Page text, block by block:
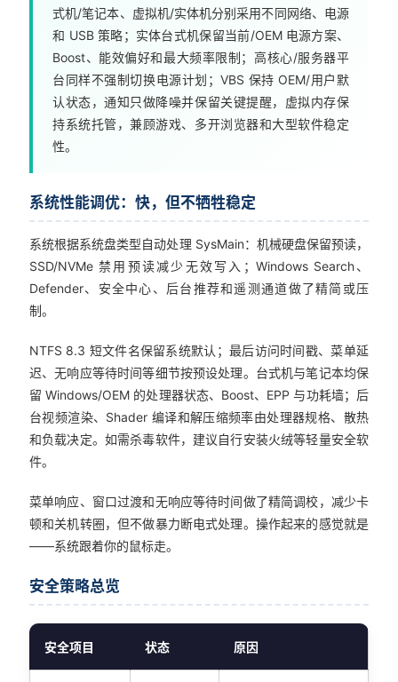
式机/笔记本、虚拟机/实体机分别采用不同网络、电源
和 USB 策略；实体台式机保留当前/OEM 电源方案、
Boost、能效偏好和最大频率限制；高核心/服务器平
台同样不强制切换电源计划；VBS 保持 OEM/用户默
认状态，通知只做降噪并保留关键提醒，虚拟内存保
持系统托管，兼顾游戏、多开浏览器和大型软件稳定
性。
系统性能调优：快，但不牺牲稳定
系统根据系统盘类型自动处理 SysMain：机械硬盘保留预读，
SSD/NVMe 禁用预读减少无效写入；Windows Search、
Defender、安全中心、后台推荐和遥测通道做了精简或压
制。
NTFS 8.3 短文件名保留系统默认；最后访问时间戳、菜单延
迟、无响应等待时间等细节按预设处理。台式机与笔记本均保
留 Windows/OEM 的处理器状态、Boost、EPP 与功耗墙；后
台视频渲染、Shader 编译和解压缩频率由处理器规格、散热
和负载决定。如需杀毒软件，建议自行安装火绒等轻量安全软
件。
菜单响应、窗口过渡和无响应等待时间做了精简调校，减少卡
顿和关机转圈，但不做暴力断电式处理。操作起来的感觉就是
——系统跟着你的鼠标走。
安全策略总览
安全项目 状态 原因